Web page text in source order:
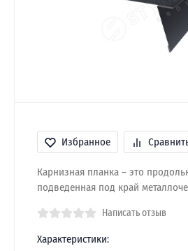
Избранное
Карнизная планка – это
подведенная под край
Написать отзыв
Характеристики: